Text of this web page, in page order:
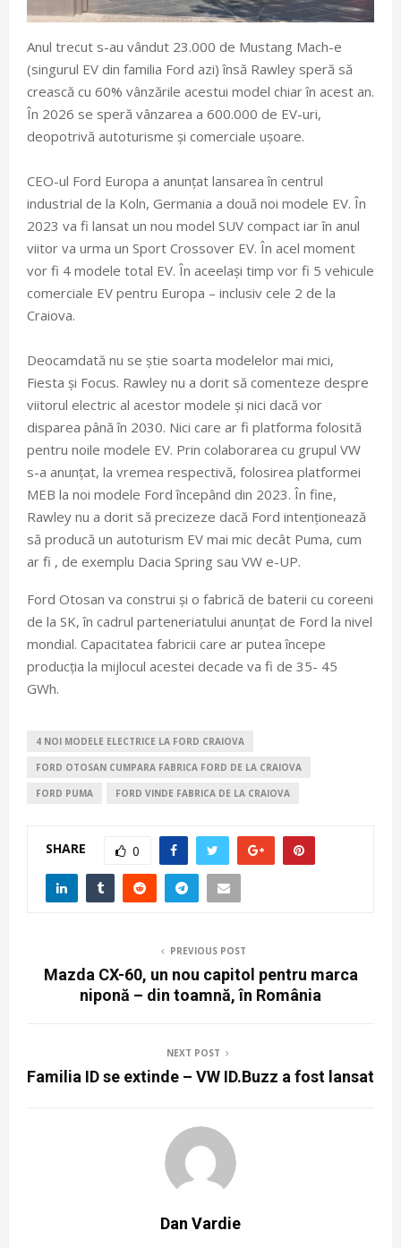
Anul trecut s-au vândut 23.000 de Mustang Mach-e
(singurul EV din familia Ford azi) însă Rawley speră să
crească cu 60% vânzările acestui model chiar în acest an.
În 2026 se speră vânzarea a 600.000 de EV-uri,
deopotrivă autoturisme și comerciale ușoare.
CEO-ul Ford Europa a anunțat lansarea în centrul
industrial de la Koln, Germania a două noi modele EV. În
2023 va fi lansat un nou model SUV compact iar în anul
viitor va urma un Sport Crossover EV. În acel moment
vor fi 4 modele total EV. În aceelași timp vor fi 5 vehicule
comerciale EV pentru Europa – inclusiv cele 2 de la
Craiova.
Deocamdată nu se știe soarta modelelor mai mici,
Fiesta și Focus. Rawley nu a dorit să comenteze despre
viitorul electric al acestor modele și nici dacă vor
disparea până în 2030. Nici care ar fi platforma folosită
pentru noile modele EV. Prin colaborarea cu grupul VW
s-a anunțat, la vremea respectivă, folosirea platformei
MEB la noi modele Ford începând din 2023. În fine,
Rawley nu a dorit să precizeze dacă Ford intenționează
să producă un autoturism EV mai mic decât Puma, cum
ar fi , de exemplu Dacia Spring sau VW e-UP.
Ford Otosan va construi și o fabrică de baterii cu coreeni
de la SK, în cadrul parteneriatului anunțat de Ford la nivel
mondial. Capacitatea fabricii care ar putea începe
producția la mijlocul acestei decade va fi de 35- 45
GWh.
4 NOI MODELE ELECTRICE LA FORD CRAIOVA
FORD OTOSAN CUMPARA FABRICA FORD DE LA CRAIOVA
FORD PUMA FORD VINDE FABRICA DE LA CRAIOVA
SHARE 0
PREVIOUS POST
Mazda CX-60, un nou capitol pentru marca
niponă – din toamnă, în România
NEXT POST
Familia ID se extinde – VW ID.Buzz a fost lansat
Dan Vardie